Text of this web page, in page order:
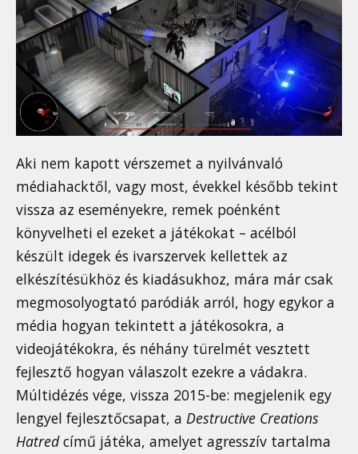
Aki nem kapott vérszemet a nyilvánvaló
médiahacktől, vagy most, évekkel később tekint
vissza az eseményekre, remek poénként
könyvelheti el ezeket a játékokat – acélból
készült idegek és ivarszervek kellettek az
elkészítésükhöz és kiadásukhoz, mára már csak
megmosolyogtató paródiák arról, hogy egykor a
média hogyan tekintett a játékosokra, a
videojátékokra, és néhány türelmét vesztett
fejlesztő hogyan válaszolt ezekre a vádakra.
Múltidézés vége, vissza 2015-be: megjelenik egy
lengyel fejlesztőcsapat, a Destructive Creations
Hatredcímű játéka, amelyet agresszív tartalma